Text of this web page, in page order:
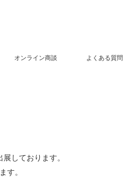
オンライン商談 よくある質問
しております。
す。